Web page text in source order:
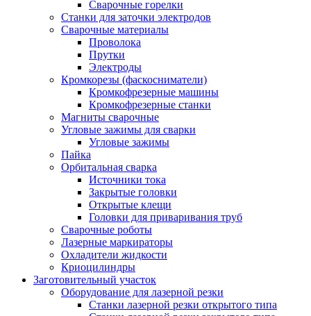
Сварочные горелки
Станки для заточки электродов
Сварочные материалы
Проволока
Прутки
Электроды
Кромкорезы (фаскосниматели)
Кромкофрезерные машины
Кромкофрезерные станки
Магниты сварочные
Угловые зажимы для сварки
Угловые зажимы
Пайка
Орбитальная сварка
Источники тока
Закрытые головки
Открытые клещи
Головки для приваривания труб
Сварочные роботы
Лазерные маркираторы
Охладители жидкости
Криоцилиндры
Заготовительный участок
Оборудование для лазерной резки
Станки лазерной резки открытого типа